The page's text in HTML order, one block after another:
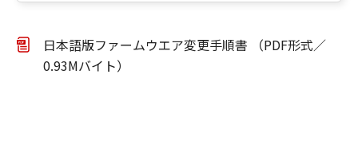
日本語版ファームウエア変更手順書 （PDF形式／
0.93Mバイト）